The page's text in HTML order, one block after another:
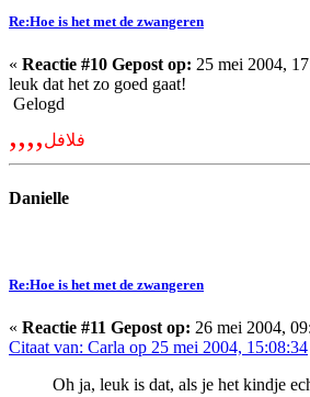
Re:Hoe is het met de zwangeren
« Reactie #10 Gepost op: 25 mei 2004,
leuk dat het zo goed gaat!
Gelogd
,,,,فلافل
Danielle
Re:Hoe is het met de zwangeren
« Reactie #11 Gepost op: 26 mei 2004,
Citaat van: Carla op 25 mei 2004, 15:08:34
Oh ja, leuk is dat, als je het kindje